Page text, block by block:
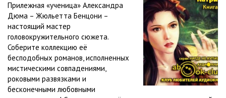
Прилежная «ученица» Александра
Дюма – Жюльетта Бенцони –
настоящий мастер
головокружительного сюжета.
Соберите коллекцию её
бесподобных романов, исполненных
мистическими совпадениями,
роковыми развязками и
бесконечными любовными